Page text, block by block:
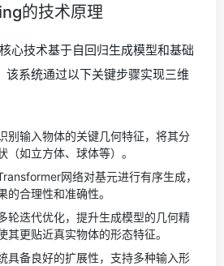
的技术原理
心技术基于自回归生成模型和基础
该系统通过以下关键步骤实现三维
别输入物体的关键几何特征，将其分
（如立方体、球体等）。
网络对基元进行有序生成，
的合理性和准确性。
轮迭代优化，提升生成模型的几何精
其更贴近真实物体的形态特征。
具备良好的扩展性，支持多种输入形